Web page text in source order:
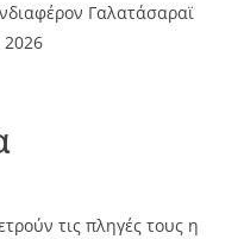
Γαλατάσαραϊ
τις πληγές τους η